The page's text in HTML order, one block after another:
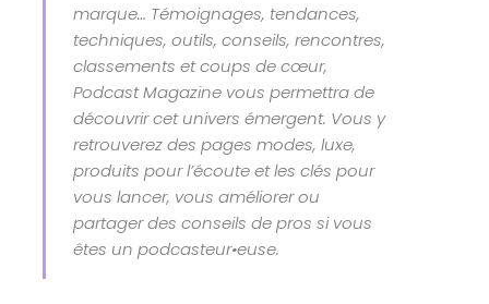
marque… Témoignages, tendances,
techniques, outils, conseils, rencontres,
classements et coups de cœur,
Podcast Magazine vous permettra de
découvrir cet univers émergent. Vous y
retrouverez des pages modes, luxe,
produits pour l’écoute et les clés pour
vous lancer, vous améliorer ou
partager des conseils de pros si vous
êtes un podcasteur•euse.